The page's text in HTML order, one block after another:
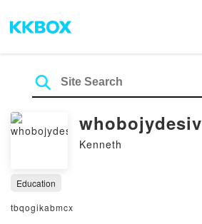
whobojydesiv
Kenneth
Education
tbqogikabmcx